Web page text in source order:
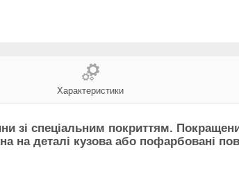
Характеристики
зі спеціальним покриттям.
на деталі кузова або пофарбовані